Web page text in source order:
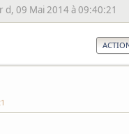
09 Mai 2014 à 09:40:21